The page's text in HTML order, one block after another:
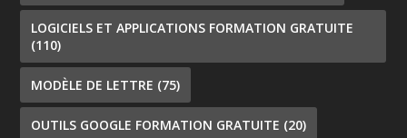
LOGICIELS ET APPLICATIONS FORMATION GRATUITE
(110)
MODÈLE DE LETTRE (75)
OUTILS GOOGLE FORMATION GRATUITE (20)